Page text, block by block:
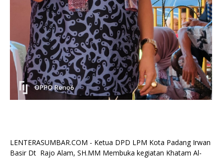
LENTERASUMBAR.COM - Ketua DPD LPM Kota Padang Irwan
Basir Dt Rajo Alam, SH.MM Membuka kegiatan Khatam Al-